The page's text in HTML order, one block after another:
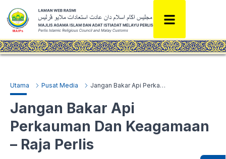
Utama Pusat Media Jangan Bakar Api Perkauman Dan Keagamaan – Raja Perlis
Jangan Bakar Api
Perkauman Dan Keagamaan
– Raja Perlis